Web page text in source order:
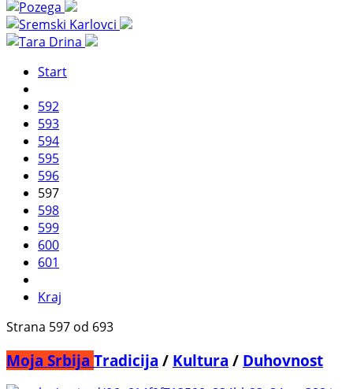
Start
592
593
594
595
596
597
598
599
600
601
Kraj
Strana 597 od 693
Moja Srbija Tradicija / Kultura / Duhovnost